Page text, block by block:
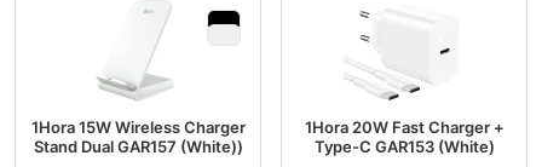
1Hora 15W Wireless Charger
Stand Dual GAR157 (White))
1Hora 20W Fast Charger +
Type-C GAR153 (White)